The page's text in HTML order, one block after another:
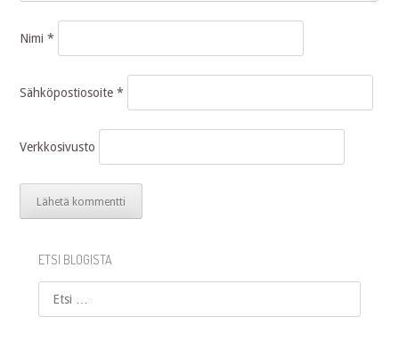
Nimi*
Sähköpostiosoite*
Verkkosivusto
ETSI BLOGISTA
Etsi